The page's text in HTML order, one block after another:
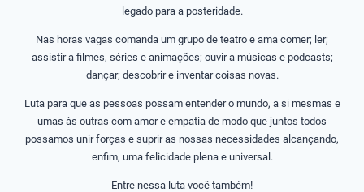
legado para a posteridade.
Nas horas vagas comanda um grupo de teatro e ama comer; ler;
assistir a filmes, séries e animações; ouvir a músicas e podcasts;
dançar; descobrir e inventar coisas novas.
Luta para que as pessoas possam entender o mundo, a si mesmas e
umas às outras com amor e empatia de modo que juntos todos
possamos unir forças e suprir as nossas necessidades alcançando,
enfim, uma felicidade plena e universal.
Entre nessa luta você também!